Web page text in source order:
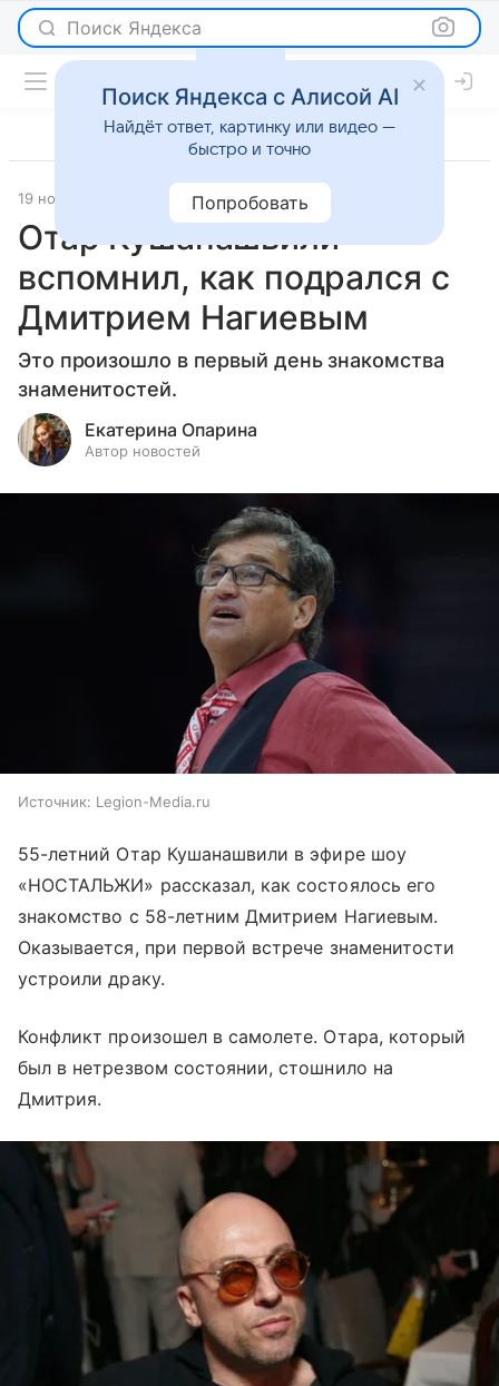
Поиск Яндекса
19 ноября 2025 Леди Mail Светская жизнь
Отар Кушанашвили
вспомнил, как подрался с
Дмитрием Нагиевым
Это произошло в первый день знакомства
знаменитостей.
Екатерина Опарина
Автор новостей
Источник: Legion-Media.ru
55-летний Отар Кушанашвили в эфире шоу
«НОСТАЛЬЖИ» рассказал, как состоялось его
знакомство с 58-летним Дмитрием Нагиевым.
Оказывается, при первой встрече знаменитости
устроили драку.
Конфликт произошел в самолете. Отара, который
был в нетрезвом состоянии, стошнило на
Дмитрия.
Поиск Яндекса с Алисой AI
Найдёт ответ, картинку или видео —
быстро и точно
Попробовать